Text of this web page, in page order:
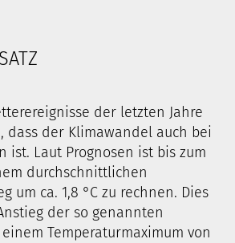
der letzten Jahre
dass der Klimawandel auch bei
ist. Laut Prognosen ist bis zum
durchschnittlichen
um ca. 1,8 °C zu rechnen. Dies
der so genannten
Temperaturmaximum von